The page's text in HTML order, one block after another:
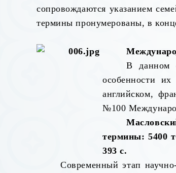
сопровождаются указанием
термины пронумерованы, в
В данном
особенности
английском,
№100
термины: 5400
393 с.
Современный этап